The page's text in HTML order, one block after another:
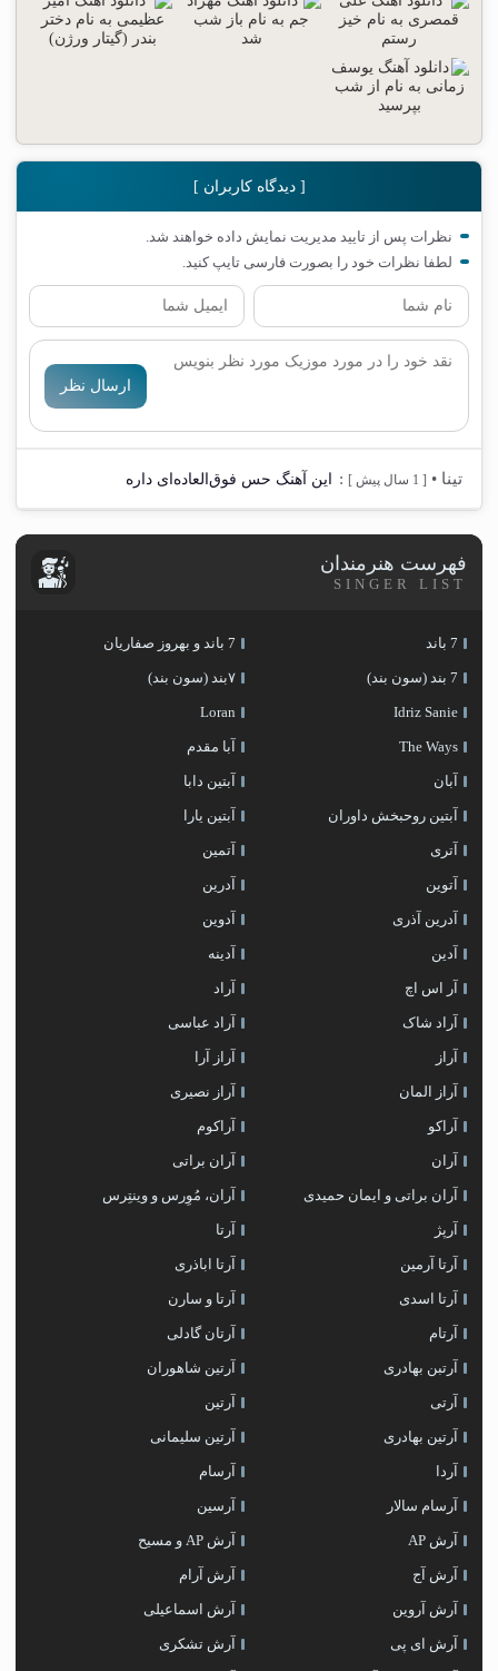
[ دیدگاه کاربران ]
نظرات پس از تایید مدیریت نمایش داده خواهند شد.
لطفا نظرات خود را بصورت فارسی تایپ کنید.
ارسال نظر
تینا • [ 1 سال پیش ] : این آهنگ حس فوق‌العاده‌ای داره
فهرست هنرمندان
SINGER LIST
7 باند 7 باند و بهروز صفاریان
7 بند (سون بند) ۷بند (سون بند)
Idriz Sanie
Loran
The Ways آبا مقدم
آبان آبتین دابا
آبتین روحبخش داوران آبتین یارا
آتری آتمین
آتوین آدرین
آدرین آذری آدوین
آدین آدینه
آر اس اچ آراد
آراد شاک آراد عباسی
آراز آراز آرا
آراز المان آراز نصیری
آراکو آراکوم
آران آران براتی
آران براتی و ایمان حمیدی آران، مُوِرس و وینتِرس
آرپژ آرتا
آرتا آرمین آرتا اباذری
آرتا اسدی آرتا و سارن
آرتام آرتان گادلی
آرتبن بهادری آرتين شاهوران
آرتی آرتین
آرتین بهادری آرتین سلیمانی
آردا آرسام
آرسام سالار آرسین
آرش AP آرش AP و مسیح
آرش آج آرش آرام
آرش آروین آرش اسماعیلی
آرش ای پی آرش تشکری